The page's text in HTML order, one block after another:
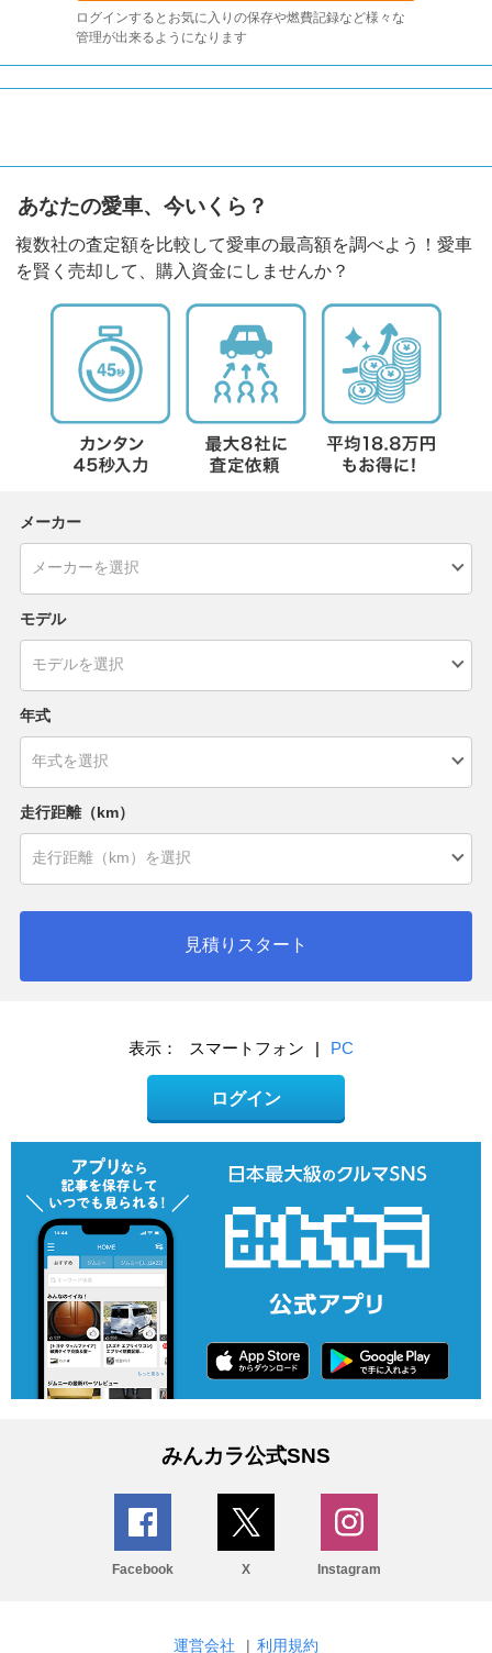
ログインするとお気に入りの保存や燃費記録など様々な
管理が出来るようになります
あなたの愛車、今いくら？
複数社の査定額を比較して愛車の最高額を調べよう！愛車
を賢く売却して、購入資金にしませんか？
メーカー
モデル
年式
走行距離（km）
見積りスタート
表示： スマートフォン | PC
ログイン
みんカラ公式SNS
Facebook X Instagram
運営会社 | 利用規約